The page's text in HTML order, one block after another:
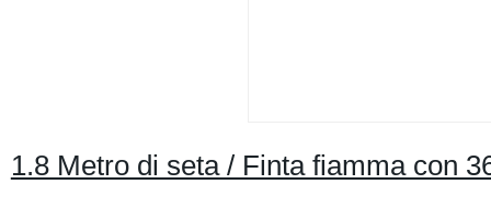
1.8 Metro di seta / Finta fiamma con